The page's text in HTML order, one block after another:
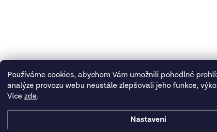
Používáme cookies, abychom Vám umožnili pohodlné
analýze provozu webu neustále zlepšovali jeho funkce,
Více zde.
Nastavení